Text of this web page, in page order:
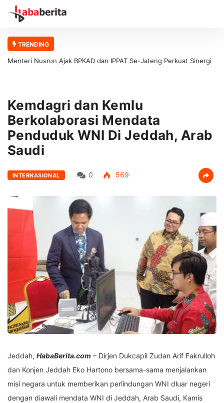
TRENDING
Menteri Nusron Ajak BPKAD dan IPPAT Se-Jateng Perkuat Sinergi
Kemdagri dan Kemlu
Berkolaborasi Mendata
Penduduk WNI Di Jeddah, Arab
Saudi
INTERNASIONAL 0 569
Jeddah, HabaBerita.com – Dirjen Dukcapil Zudan Arif Fakrulloh
dan Konjen Jeddah Eko Hartono bersama-sama menjalankan
misi negara untuk memberikan perlindungan WNI dluar negeri
dengan diawali mendata WNI di Jeddah, Arab Saudi, Kamis